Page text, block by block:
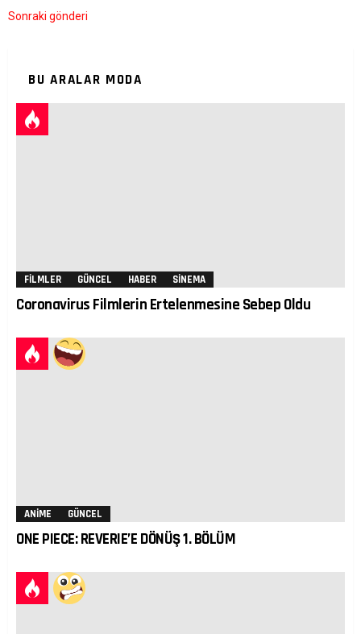
Sonraki gönderi
BU ARALAR MODA
FILMLER GÜNCEL HABER SINEMA
Coronavirus Filmlerin Ertelenmesine Sebep Oldu
ANIME GÜNCEL
ONE PIECE: REVERIE’E DÖNÜŞ 1. BÖLÜM